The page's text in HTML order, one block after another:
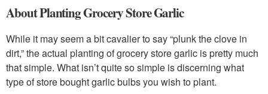
About Planting Grocery Store Garlic
While it may seem a bit cavalier to say “plunk the clove in
dirt,” the actual planting of grocery store garlic is pretty much
that simple. What isn’t quite so simple is discerning what
type of store bought garlic bulbs you wish to plant.